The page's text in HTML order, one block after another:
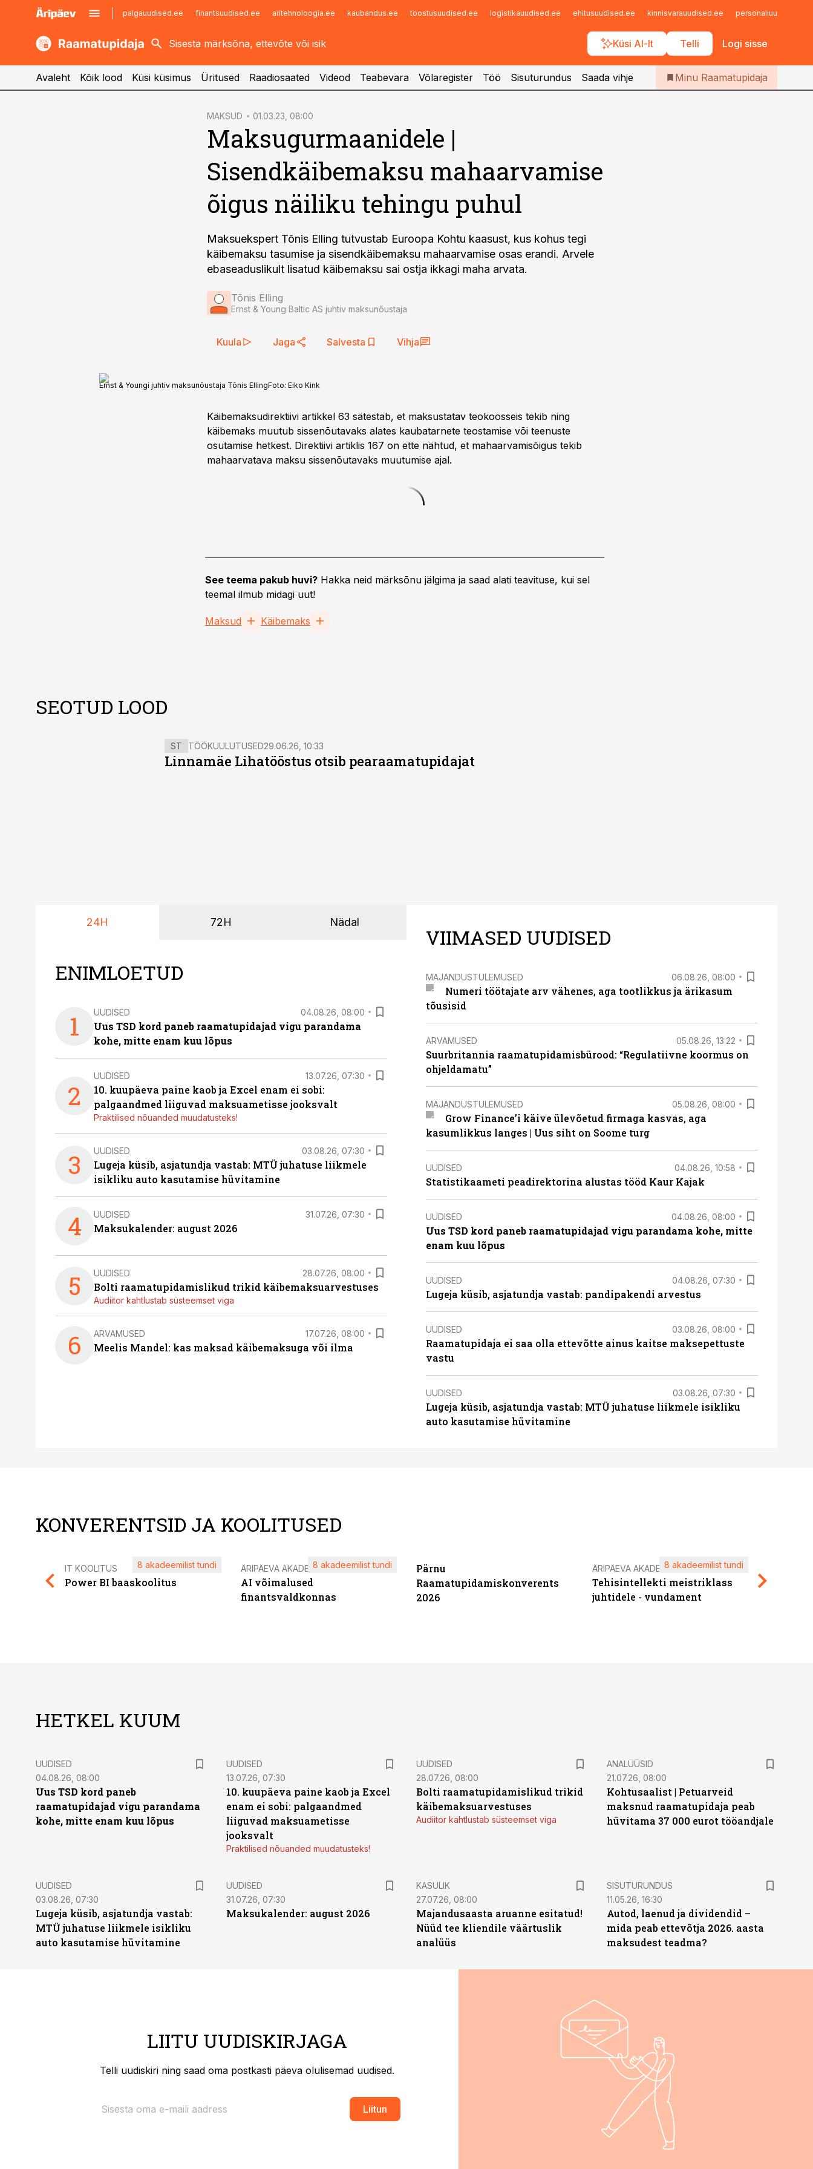
palgauudised.ee finantsuudised.ee aritehnoloogia.ee kaubandus.ee toostusuudised.ee logistikauudised.ee ehitusuudised.ee kinnisvarauudised.ee personaliuudised.ee
Küsi AI-lt Telli Logi sisse
kaubandus.ee
kinnisvarauudised.ee
imelineajalugu.ee
Infopank
Iseteenindus
Telli Raamatupidaja
Avaleht Kõik lood Küsi küsimus Üritused Raadiosaated Videod Teabevara Võlaregister Töö Sisuturundus Saada vihje Minu Raamatupidaja
MAKSUD 01.03.23, 08:00
Maksugurmaanidele |
Sisendkäibemaksu mahaarvamise
õigus näiliku tehingu puhul
Maksuekspert Tõnis Elling tutvustab Euroopa Kohtu kaasust, kus kohus tegi
käibemaksu tasumise ja sisendkäibemaksu mahaarvamise osas erandi. Arvele
ebaseaduslikult lisatud käibemaksu sai ostja ikkagi maha arvata.
Tõnis Elling
Ernst & Young Baltic AS juhtiv maksunõustaja
Kuula Jaga Salvesta Vihja
Ernst & Youngi juhtiv maksunõustaja Tõnis EllingFoto: Eiko Kink
Käibemaksudirektiivi artikkel 63 sätestab, et maksustatav teokoosseis tekib ning
käibemaks muutub sissenõutavaks alates kaubatarnete teostamise või teenuste
osutamise hetkest. Direktiivi artiklis 167 on ette nähtud, et mahaarvamisõigus tekib
mahaarvatava maksu sissenõutavaks muutumise ajal.
See teema pakub huvi? Hakka neid märksõnu jälgima ja saad alati teavituse, kui sel
teemal ilmub midagi uut!
Maksud Käibemaks
SEOTUD LOOD
ST TÖÖKUULUTUSED29.06.26, 10:33
Linnamäe Lihatööstus otsib pearaamatupidajat
24H 72H Nädal
ENIMLOETUD
1 UUDISED 04.08.26, 08:00
Uus TSD kord paneb raamatupidajad vigu parandama
kohe, mitte enam kuu lõpus
2
UUDISED 13.07.26, 07:30
10. kuupäeva paine kaob ja Excel enam ei sobi:
palgaandmed liiguvad maksuametisse jooksvalt
Praktilised nõuanded muudatusteks!
3 UUDISED 03.08.26, 07:30
Lugeja küsib, asjatundja vastab: MTÜ juhatuse liikmele
isikliku auto kasutamise hüvitamine
4 UUDISED 31.07.26, 07:30
Maksukalender: august 2026
5 UUDISED 28.07.26, 08:00
Bolti raamatupidamislikud trikid käibemaksuarvestuses
Audiitor kahtlustab süsteemset viga
6 ARVAMUSED 17.07.26, 08:00
Meelis Mandel: kas maksad käibemaksuga või ilma
VIIMASED UUDISED
MAJANDUSTULEMUSED 06.08.26, 08:00
Numeri töötajate arv vähenes, aga tootlikkus ja ärikasum
tõusisid
ARVAMUSED 05.08.26, 13:22
Suurbritannia raamatupidamisbürood: “Regulatiivne koormus on
ohjeldamatu”
MAJANDUSTULEMUSED 05.08.26, 08:00
Grow Finance’i käive ülevõetud firmaga kasvas, aga
kasumlikkus langes | Uus siht on Soome turg
UUDISED 04.08.26, 10:58
Statistikaameti peadirektorina alustas tööd Kaur Kajak
UUDISED 04.08.26, 08:00
Uus TSD kord paneb raamatupidajad vigu parandama kohe, mitte
enam kuu lõpus
UUDISED 04.08.26, 07:30
Lugeja küsib, asjatundja vastab: pandipakendi arvestus
UUDISED 03.08.26, 08:00
Raamatupidaja ei saa olla ettevõtte ainus kaitse maksepettuste
vastu
UUDISED 03.08.26, 07:30
Lugeja küsib, asjatundja vastab: MTÜ juhatuse liikmele isikliku
auto kasutamise hüvitamine
KONVERENTSID JA KOOLITUSED
IT KOOLITUS
Power BI baaskoolitus
8 akadeemilist tundi ÄRIPÄEVA AKADEEMIA
AI võimalused
finantsvaldkonnas
8 akadeemilist tundi
Pärnu
Raamatupidamiskonverents
2026
ÄRIPÄEVA AKADEEMIA
Tehisintellekti meistriklass
juhtidele - vundament
8 akadeemilist tundi
HETKEL KUUM
UUDISED
04.08.26, 08:00
Uus TSD kord paneb
raamatupidajad vigu parandama
kohe, mitte enam kuu lõpus
UUDISED
13.07.26, 07:30
10. kuupäeva paine kaob ja Excel
enam ei sobi: palgaandmed
liiguvad maksuametisse
jooksvalt
Praktilised nõuanded muudatusteks!
UUDISED
28.07.26, 08:00
Bolti raamatupidamislikud trikid
käibemaksuarvestuses
Audiitor kahtlustab süsteemset viga
ANALÜÜSID
21.07.26, 08:00
Kohtusaalist | Petuarveid
maksnud raamatupidaja peab
hüvitama 37 000 eurot tööandjale
UUDISED
03.08.26, 07:30
Lugeja küsib, asjatundja vastab:
MTÜ juhatuse liikmele isikliku
auto kasutamise hüvitamine
UUDISED
31.07.26, 07:30
Maksukalender: august 2026
KASULIK
27.07.26, 08:00
Majandusaasta aruanne esitatud!
Nüüd tee kliendile väärtuslik
analüüs
ST
SISUTURUNDUS
11.05.26, 16:30
Autod, laenud ja dividendid –
mida peab ettevõtja 2026. aasta
maksudest teadma?
LIITU UUDISKIRJAGA
Telli uudiskiri ning saad oma postkasti päeva olulisemad uudised.
Liitun